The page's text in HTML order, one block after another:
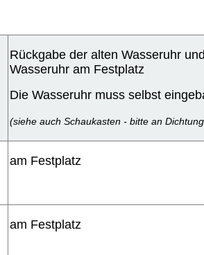
Rückgabe der alten Wasseruhr
Wasseruhr am Festplatz
Die Wasseruhr muss selbst
(siehe auch Schaukasten - bitte an
am Festplatz
am Festplatz